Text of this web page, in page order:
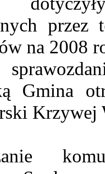
na 2008
Gmina
Krzywej